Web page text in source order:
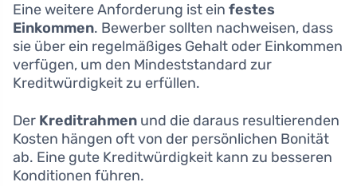
Eine weitere Anforderung ist ein festes
Einkommen. Bewerber sollten nachweisen, dass
sie über ein regelmäßiges Gehalt oder Einkommen
verfügen, um den Mindeststandard zur
Kreditwürdigkeit zu erfüllen.
Der Kreditrahmen und die daraus resultierenden
Kosten hängen oft von der persönlichen Bonität
ab. Eine gute Kreditwürdigkeit kann zu besseren
Konditionen führen.